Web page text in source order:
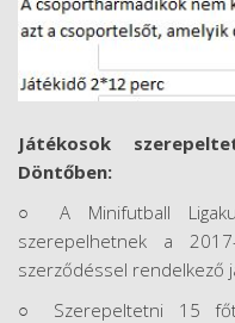
Játékosok
Döntőben:
○ A Minifutball
szerepelhetnek a
szerződéssel rendelkező
○ Szerepeltetni 15